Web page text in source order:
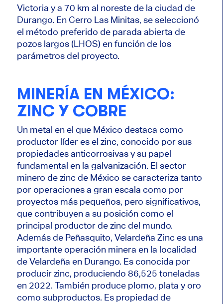
Victoria y a 70 km al noreste de la ciudad de
Durango. En Cerro Las Minitas, se seleccionó
el método preferido de parada abierta de
pozos largos (LHOS) en función de los
parámetros del proyecto.
MINERÍA EN MÉXICO:
ZINC Y COBRE
Un metal en el que México destaca como
productor líder es el zinc, conocido por sus
propiedades anticorrosivas y su papel
fundamental en la galvanización. El sector
minero de zinc de México se caracteriza tanto
por operaciones a gran escala como por
proyectos más pequeños, pero significativos,
que contribuyen a su posición como el
principal productor de zinc del mundo.
Además de Peñasquito, Velardeña Zinc es una
importante operación minera en la localidad
de Velardeña en Durango. Es conocida por
producir zinc, produciendo 86,525 toneladas
en 2022. También produce plomo, plata y oro
como subproductos. Es propiedad de